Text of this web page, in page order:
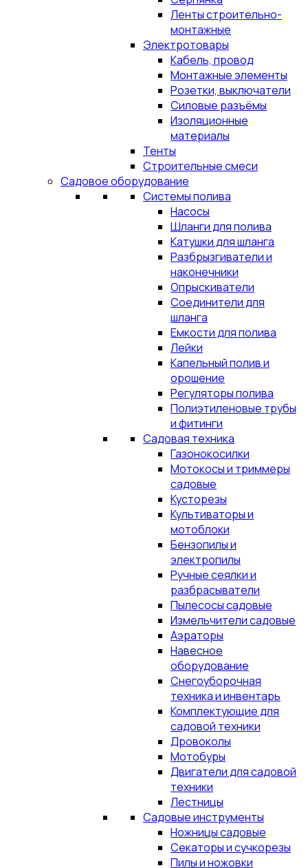
Ленты строительно-
монтажные
Электротовары
Кабель, провод
Монтажные элементы
Розетки, выключатели
Силовые разъёмы
Изоляционные
материалы
Тенты
Строительные смеси
Садовое оборудование
Системы полива
Насосы
Шланги для полива
Катушки для шланга
Разбрызгиватели и
наконечники
Опрыскиватели
Соединители для
шланга
Емкости для полива
Лейки
Капельный полив и
орошение
Регуляторы полива
Полиэтиленовые трубы
и фитинги
Садовая техника
Газонокосилки
Мотокосы и триммеры
садовые
Кусторезы
Культиваторы и
мотоблоки
Бензопилы и
электропилы
Ручные сеялки и
разбрасыватели
Пылесосы садовые
Измельчители садовые
Аэраторы
Навесное
оборудование
Снегоуборочная
техника и инвентарь
Комплектующие для
садовой техники
Дровоколы
Мотобуры
Двигатели для садовой
техники
Лестницы
Садовые инструменты
Ножницы садовые
Секаторы и сучкорезы
Пилы и ножовки